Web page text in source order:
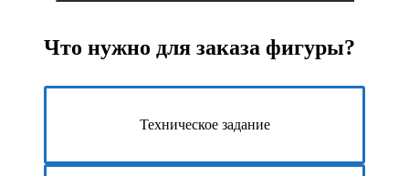
Что нужно для заказа фигуры?
Техническое задание